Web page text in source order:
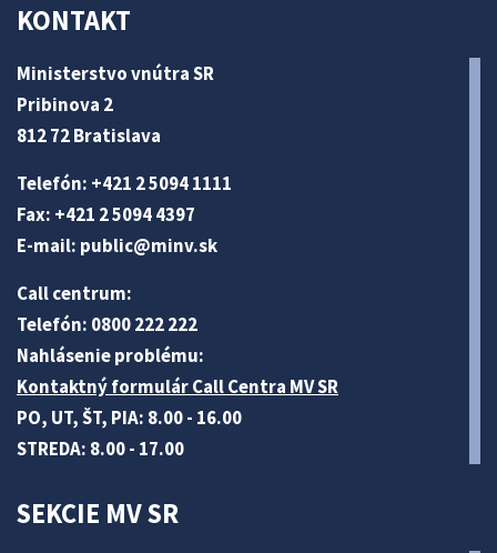
KONTAKT
Ministerstvo vnútra SR
Pribinova 2
812 72 Bratislava
Telefón: +421 2 5094 1111
Fax: +421 2 5094 4397
E-mail: public@minv.sk
Call centrum:
Telefón: 0800 222 222
Nahlásenie problému:
Kontaktný formulár Call Centra MV SR
PO, UT, ŠT, PIA: 8.00 - 16.00
STREDA: 8.00 - 17.00
SEKCIE MV SR